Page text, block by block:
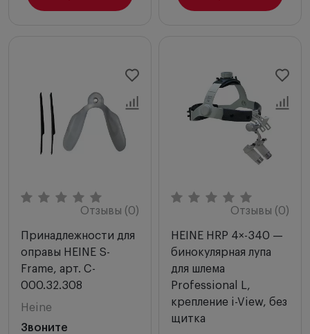
Отзывы (0)
Принадлежности для
оправы HEINE S-
Frame, арт. C-
000.32.308
Heine
Звоните
Отзывы (0)
HEINE HRP 4×-340 —
бинокулярная лупа
для шлема
Professional L,
крепление i-View, без
щитка